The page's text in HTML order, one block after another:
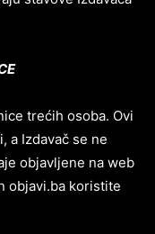
trećih osoba. Ovi
a Izdavač se ne
objavljene na web
objavi.ba koristite